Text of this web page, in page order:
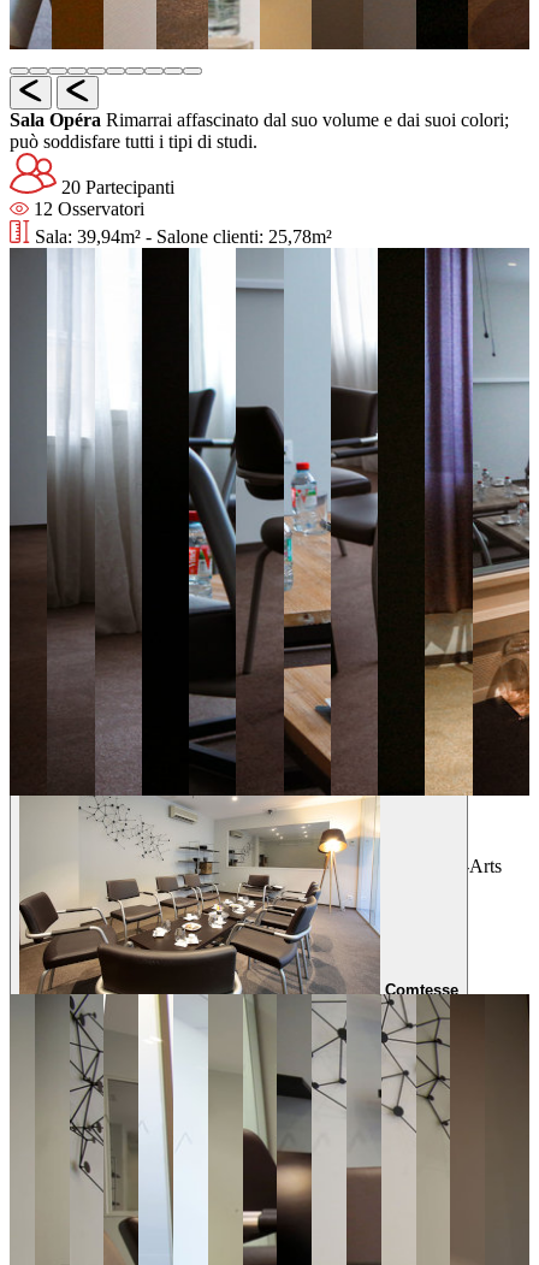
Sala Opéra Rimarrai affascinato dal suo volume e dai suoi colori;
può soddisfare tutti i tipi di studi.
20 Partecipanti
12 Osservatori
Sala: 39,94m² - Salone clienti: 25,78m²
Spaziosa e ben organizzata, la sala Beaux-Arts
accoglie i tuoi partecipanti e i tuoi clienti per tutti i tuoi studi.
12 Partecipanti
8 Osservatori
Sala: 38,03m² - Salone clienti: 25,34m²
Opera
Beaux-arts
Comtesse
Tariffe e servizi
Pacchetto noleggio
Costo IVA
esclusa
1/2 giornata-Tra le 9:00 e le 13:00 o tra le 13:00
e le 18:00
310€
Giornata intera
Dalle 9:00 alle 18:00
500€
-Tra le 18:00 e le 22:30
Pacchetto giornata + serata
Dalle 9:00 alle
Pomeriggio + sera
- Dalle 13 alle 22:30